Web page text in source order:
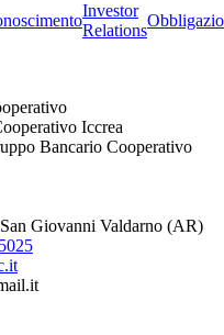
Investor
Relations
Iccrea
Bancario Cooperativo
Giovanni Valdarno (AR)